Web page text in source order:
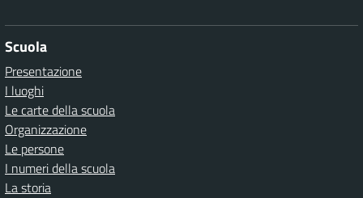
Scuola
Presentazione
I luoghi
Le carte della scuola
Organizzazione
Le persone
I numeri della scuola
La storia